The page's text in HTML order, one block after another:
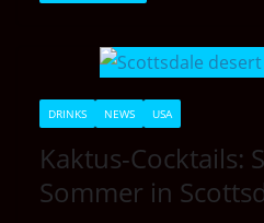
DRINKS NEWS USA
Kaktus-Cocktails:
Sommer in